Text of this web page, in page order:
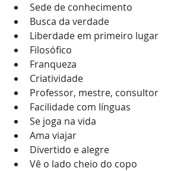
Sede de conhecimento
Busca da verdade
Liberdade em primeiro lugar
Filosófico
Franqueza
Criatividade
Professor, mestre, consultor
Facilidade com línguas
Se joga na vida
Ama viajar
Divertido e alegre
Vê o lado cheio do copo